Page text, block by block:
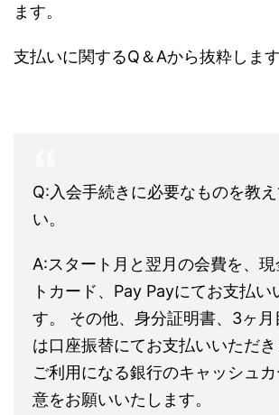
ます。
支払いに関するQ＆Aから抜粋します
Q:入会手続きに必要なものを教
い。
A:スタート月と翌月の会費を、
トカード、Pay Payにてお支払い
す。 その他、身分証明書、3ヶ月
は口座振替にてお支払いいただき
ご利用になる銀行のキャッシュ
意をお願いいたします。